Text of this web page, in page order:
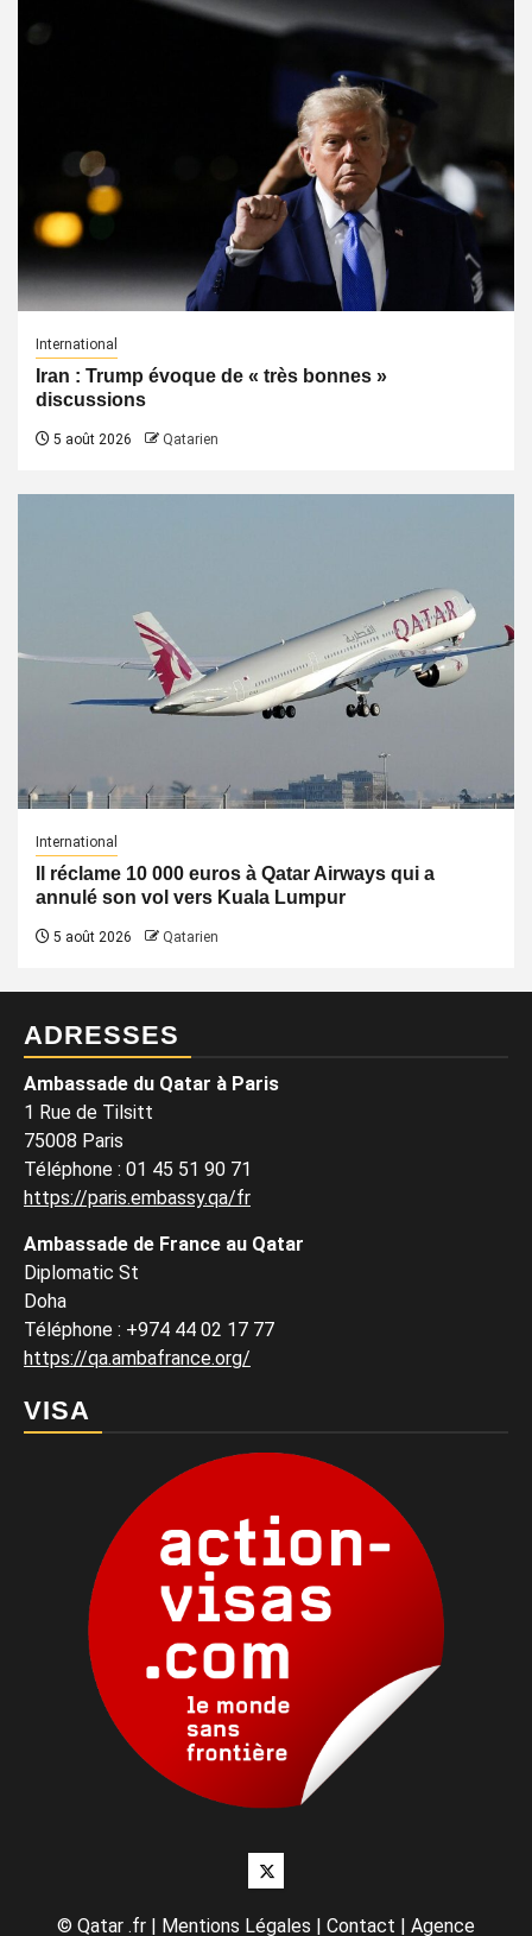
International
Iran : Trump évoque de « très bonnes »
discussions
5 août 2026 Qatarien
International
Il réclame 10 000 euros à Qatar Airways qui a
annulé son vol vers Kuala Lumpur
5 août 2026 Qatarien
ADRESSES
Ambassade du Qatar à Paris
1 Rue de Tilsitt
75008 Paris
Téléphone : 01 45 51 90 71
https://paris.embassy.qa/fr
Ambassade de France au Qatar
Diplomatic St
Doha
Téléphone : +974 44 02 17 77
https://qa.ambafrance.org/
VISA
Twitter
© Qatar .fr | Mentions Légales | Contact | Agence